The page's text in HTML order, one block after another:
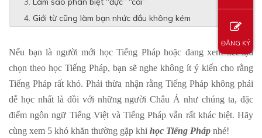
Giới từ cũng làm bạn nhức đầu không kém
Nếu bạn là người mới học Tiếng Pháp hoặc đang xem xét lựa
chọn theo học Tiếng Pháp, bạn sẽ nghe không ít ý kiến cho rằng
Tiếng Pháp rất khó. Phải thừa nhận rằng Tiếng Pháp không phải
dễ học nhất là đồi với những người Châu Á như chúng ta, đặc
điểm ngôn ngữ Tiếng Việt và Tiếng Pháp vẫn rất khác biệt. Hãy
cùng xem 5 khó khăn thường gặp khi học Tiếng Pháp nhé!
ĐĂNG KÝ